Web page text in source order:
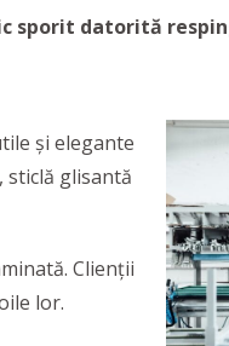
sporit datorită
și elegante
sticlă glisantă
Clienţii
lor.